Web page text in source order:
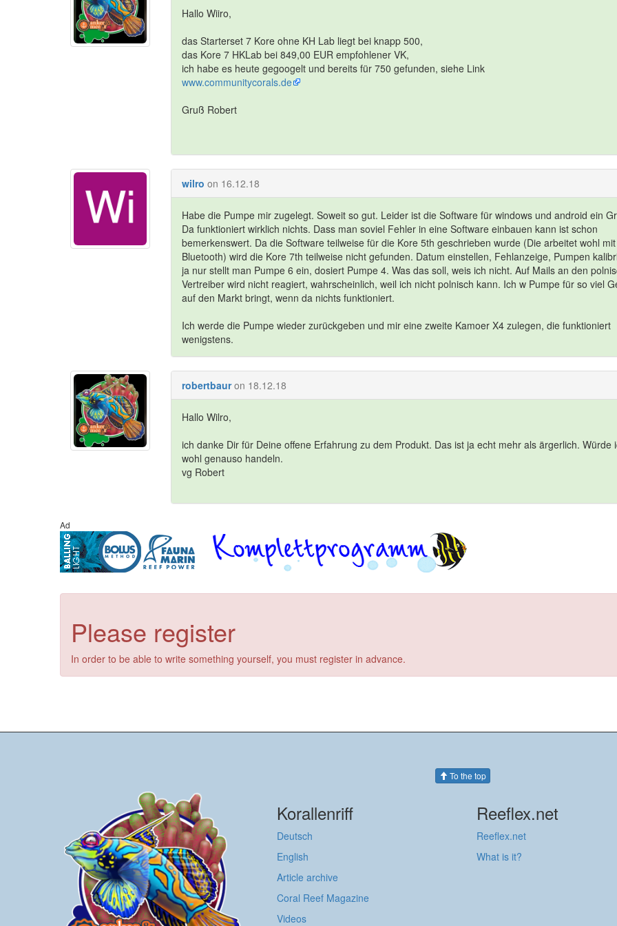
Hallo Wiiro,
das Starterset 7 Kore ohne KH Lab liegt bei knapp 500,
das Kore 7 HKLab bei 849,00 EUR empfohlener VK,
ich habe es heute gegoogelt und bereits für 750 gefunden, siehe Link
www.communitycorals.de
Gruß Robert
wilro on 16.12.18
Habe die Pumpe mir zugelegt. Soweit so gut. Leider ist die Software für windows und android ein
Da funktioniert wirklich nichts. Dass man soviel Fehler in eine Software einbauen kann ist schon
bemerkenswert. Da die Software teilweise für die Kore 5th geschrieben wurde (Die arbeitet wohl mit
Bluetooth) wird die Kore 7th teilweise nicht gefunden. Datum einstellen, Fehlanzeige, Pumpen
ja nur stellt man Pumpe 6 ein, dosiert Pumpe 4. Was das soll, weis ich nicht. Auf Mails an den
Vertreiber wird nicht reagiert, wahrscheinlich, weil ich nicht polnisch kann. Ich w Pumpe für so viel
auf den Markt bringt, wenn da nichts funktioniert.
Ich werde die Pumpe wieder zurückgeben und mir eine zweite Kamoer X4 zulegen, die funktioniert
wenigstens.
robertbaur on 18.12.18
Hallo Wilro,
ich danke Dir für Deine offene Erfahrung zu dem Produkt. Das ist ja echt mehr als ärgerlich. Würde
wohl genauso handeln.
vg Robert
Ad
Please register
In order to be able to write something yourself, you must register in advance.
To the top
Korallenriff
Deutsch
English
Article archive
Coral Reef Magazine
Videos
Reeflex.net
Reeflex.net
What is it?